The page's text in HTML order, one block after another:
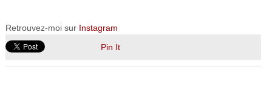
Retrouvez-moi sur Instagram
Pin It